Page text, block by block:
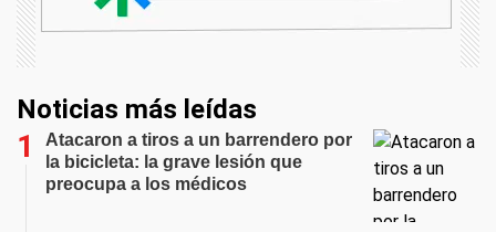
Noticias más leídas
Atacaron a tiros a un barrendero por
la bicicleta: la grave lesión que
preocupa a los médicos